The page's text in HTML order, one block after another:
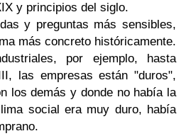
y principios del siglo.
y preguntas más sensibles,
más concreto históricamente.
por ejemplo, hasta
las empresas están "duros",
los demás y donde no había la
social era muy duro, había